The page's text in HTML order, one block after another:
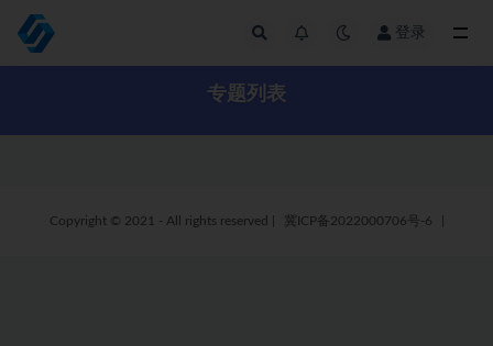
登录
专题列表
Copyright © 2021 - All rights reserved 冀ICP备2022000706号-6